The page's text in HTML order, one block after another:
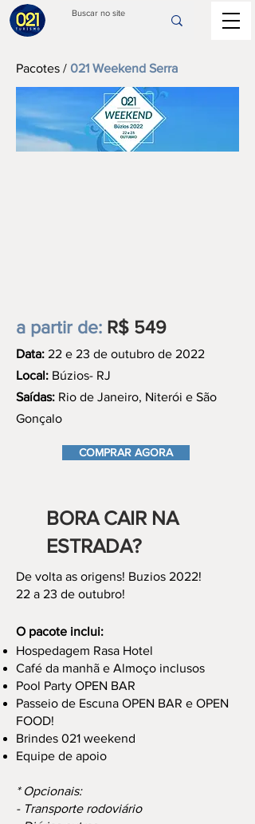
Pacotes / 021 Weekend Serra
a partir de: R$ 549
Data: 22 e 23 de outubro de 2022
Local: Búzios- RJ
Saídas: Rio de Janeiro, Niterói e São
Gonçalo
COMPRAR AGORA
BORA CAIR NA
ESTRADA?
De volta as origens! Buzios 2022!
22 a 23 de outubro!
O pacote inclui:
Hospedagem Rasa Hotel
Café da manhã e Almoço inclusos
Pool Party OPEN BAR
Passeio de Escuna OPEN BAR e OPEN
FOOD!
Brindes 021 weekend
Equipe de apoio
* Opcionais:
- Transporte rodoviário